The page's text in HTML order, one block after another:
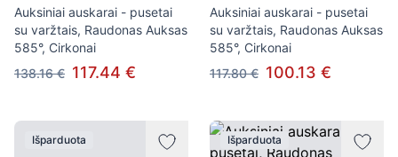
Auksiniai auskarai - pusetai
su varžtais, Raudonas Auksas
585°, Cirkonai
138.16 € 117.44 €
Auksiniai auskarai - pusetai
su varžtais, Raudonas Auksas
585°, Cirkonai
117.80 € 100.13 €
Išparduota Išparduota